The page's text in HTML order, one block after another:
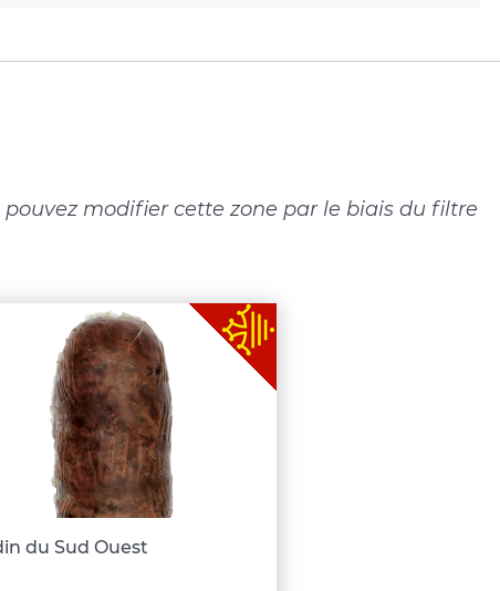
modifier cette zone par le biais du filtre
du Sud Ouest